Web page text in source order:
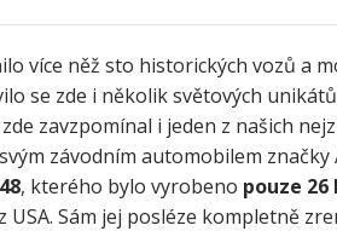
více něž sto historických vozů a
se zde i několik světových
zavzpomínal i jeden z našich
závodním automobilem
, kterého bylo vyrobeno pouze 26
USA. Sám jej posléze kompletně